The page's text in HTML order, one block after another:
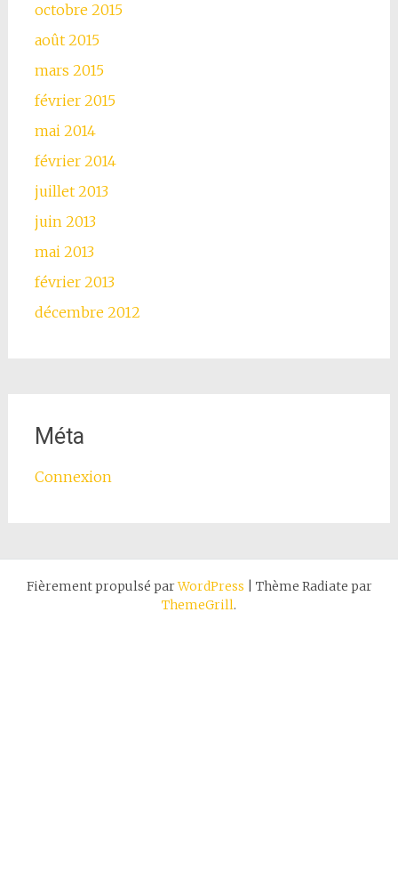
octobre 2015
août 2015
mars 2015
février 2015
mai 2014
février 2014
juillet 2013
juin 2013
mai 2013
février 2013
décembre 2012
Méta
Connexion
Fièrement propulsé parWordPress
Thème Radiate par
ThemeGrill.